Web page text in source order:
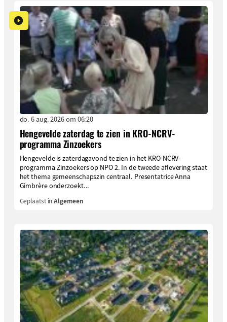
do. 6 aug. 2026 om 06:20
Hengevelde zaterdag te zien in KRO-NCRV-
programma Zinzoekers
Hengevelde is zaterdagavond te zien in het KRO-NCRV-
programma Zinzoekers op NPO 2. In de tweede aflevering staat
het thema gemeenschapszin centraal. Presentatrice Anna
Gimbrère onderzoekt...
Geplaatst inAlgemeen